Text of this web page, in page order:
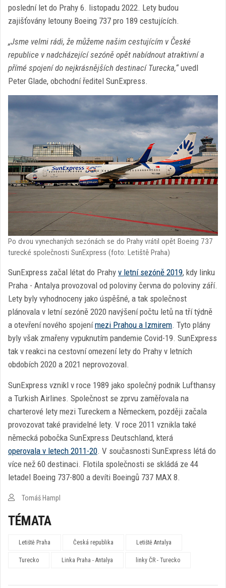
poslední let do Prahy 6. listopadu 2022. Lety budou
zajišťovány letouny Boeing 737 pro 189 cestujících.
„Jsme velmi rádi, že můžeme našim cestujícím v České
republice v nadcházející sezóně opět nabídnout atraktivní a
přímé spojení do nejkrásnějších destinací Turecka,“uvedl
Peter Glade, obchodní ředitel SunExpress.
Po dvou vynechaných sezónách se do Prahy vrátil opět Boeing 737
turecké společnosti SunExpress (foto: Letiště Praha)
SunExpress začal létat do Prahy v letní sezóně 2019, kdy linku
Praha - Antalya provozoval od poloviny června do poloviny září.
Lety byly vyhodnoceny jako úspěšné, a tak společnost
plánovala v letní sezóně 2020 navýšení počtu letů na tří týdně
a otevření nového spojenímezi Prahou a Izmirem. Tyto plány
byly však zmařeny vypuknutím pandemie Covid-19. SunExpress
tak v reakci na cestovní omezení lety do Prahy v letních
obdobích 2020 a 2021 neprovozoval.
SunExpress vznikl v roce 1989 jako společný podnik Lufthansy
a Turkish Airlines. Společnost se zprvu zaměřovala na
charterové lety mezi Tureckem a Německem, později začala
provozovat také pravidelné lety. V roce 2011 vznikla také
německá pobočka SunExpress Deutschland, která
operovala v letech 2011-20. V současnosti SunExpress létá do
více než 60 destinaci. Flotila společnosti se skládá ze 44
letadel Boeing 737-800 a devíti Boeingů 737 MAX 8.
Tomáš Hampl
TÉMATA
Letiště Praha Česká republika Letiště Antalya
Turecko Linka Praha - Antalya linky ČR - Turecko